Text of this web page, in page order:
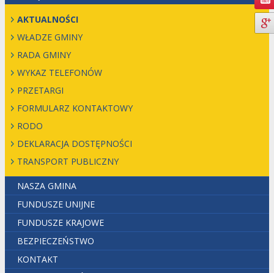
AKTUALNOŚCI
WŁADZE GMINY
RADA GMINY
WYKAZ TELEFONÓW
PRZETARGI
FORMULARZ KONTAKTOWY
RODO
DEKLARACJA DOSTĘPNOŚCI
TRANSPORT PUBLICZNY
NASZA GMINA
FUNDUSZE UNIJNE
FUNDUSZE KRAJOWE
BEZPIECZEŃSTWO
KONTAKT